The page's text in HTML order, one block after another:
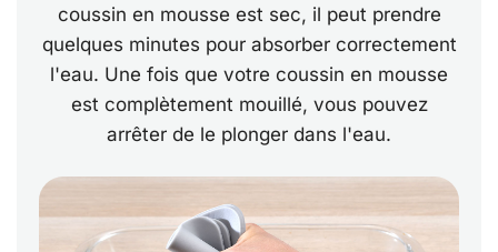
coussin en mousse est sec, il peut prendre
quelques minutes pour absorber correctement
l'eau. Une fois que votre coussin en mousse
est complètement mouillé, vous pouvez
arrêter de le plonger dans l'eau.